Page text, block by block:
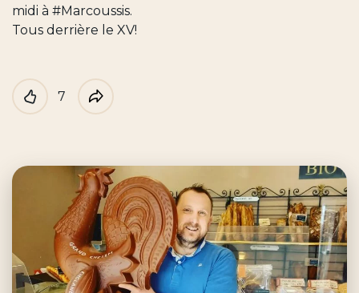
midi à #Marcoussis.
Tous derrière le XV!
Like
7
Partager